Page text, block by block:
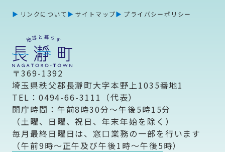
リンクについて サイトマップ プライバシーポリシー
〒369-1392
埼玉県秩父郡長瀞町大字本野上1035番地1
TEL：0494-66-3111（代表）
開庁時間：午前8時30分～午後5時15分
（土曜、日曜、祝日、年末年始を除く）
毎月最終日曜日は、窓口業務の一部を行います
（午前9時～正午及び午後1時～午後5時）